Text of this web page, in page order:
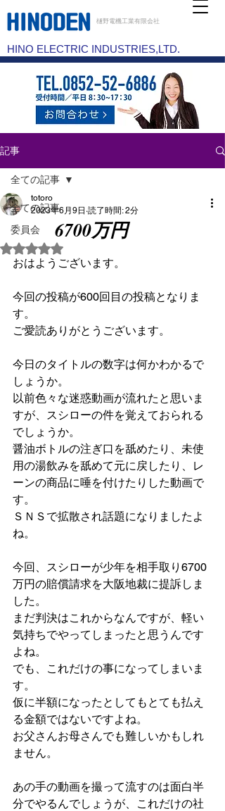
樋野電機工業有限会社
HINO ELECTRIC INDUSTRIES,LTD.
記事
全ての記事
委員会
全ての記事
6700万円
totoro
2023年6月9日 読了時間: 2分
5つ星のうちNaNと評価されています。
おはようございます。
今回の投稿が600回目の投稿となりま
す。
ご愛読ありがとうございます。
今日のタイトルの数字は何かわかるで
しょうか。
以前色々な迷惑動画が流れたと思いま
すが、スシローの件を覚えておられる
でしょうか。
醤油ボトルの注ぎ口を舐めたり、未使
用の湯飲みを舐めて元に戻したり、レ
ーンの商品に唾を付けたりした動画で
す。
ＳＮＳで拡散され話題になりましたよ
ね。
今回、スシローが少年を相手取り6700
万円の賠償請求を大阪地裁に提訴しま
した。
まだ判決はこれからなんですが、軽い
気持ちでやってしまったと思うんです
よね。
でも、これだけの事になってしまいま
す。
仮に半額になったとしてもとても払え
る金額ではないですよね。
お父さんお母さんでも難しいかもしれ
ません。
あの手の動画を撮って流すのは面白半
分でやるんでしょうが、これだけの社